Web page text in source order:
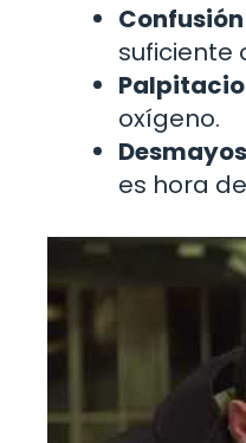
suficiente
oxígeno.
es hora